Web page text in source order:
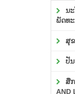
ນ
ພັດທະ
ສຸ
ປັ
ສື່
AND